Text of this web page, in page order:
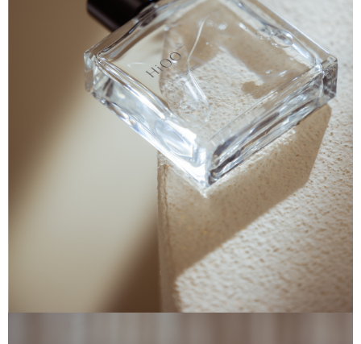
20% setahun akan dikenakan. Pengguna bawah umur dikehendaki
mendapatkan kebenaran daripada ibu bapa atau penjaga yang sah
untuk menggunakan AFTEE.
Sila hubungi NP Taiwan Inc. dics_tw@netprotections.co.jp
jika anda
mempunyai sebarang kebimbangan mengenai pemprosesan dan
penggunaan pada data peribadi. Jika anda tidak bersetuju dengan data
peribadi yang disenaraikan seperti di atas akan dikumpul dan digunakan
oleh AFTEE, sila jangan gunakan perkhidmatan ini.